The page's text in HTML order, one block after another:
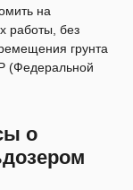
на
работы, без
грунта
(Федеральной
о